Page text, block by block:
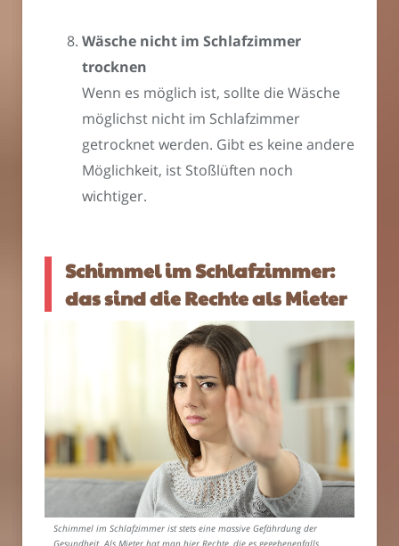
Wäsche nicht im Schlafzimmer
trocknen
Wenn es möglich ist, sollte die Wäsche
möglichst nicht im Schlafzimmer
getrocknet werden. Gibt es keine andere
Möglichkeit, ist Stoßlüften noch
wichtiger.
Schimmel im Schlafzimmer:
das sind die Rechte als Mieter
Schimmel im Schlafzimmer ist stets eine massive Gefährdung der